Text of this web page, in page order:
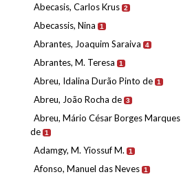
Abecasis, Carlos Krus 2
Abecassis, Nina 1
Abrantes, Joaquim Saraiva 4
Abrantes, M. Teresa 1
Abreu, Idalina Durão Pinto de 1
Abreu, João Rocha de 3
Abreu, Mário César Borges Marques
de 1
Adamgy, M. Yiossuf M. 1
Afonso, Manuel das Neves 1